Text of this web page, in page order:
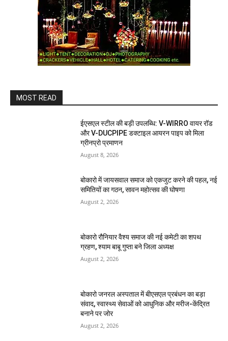
MOST READ
ईएसएल स्टील की बड़ी उपलब्धि: V-WIRRO वायर रॉड
और V-DUCPIPE डक्टाइल आयरन पाइप को मिला
ग्रीनप्रो प्रमाणन
August 8, 2026
बोकारो में जायसवाल समाज को एकजुट करने की पहल, नई
समितियों का गठन, सावन महोत्सव की घोषणा
August 2, 2026
बोकारो रौनियार वैश्य समाज की नई कमेटी का शपथ
ग्रहण, श्याम बाबू गुप्ता बने जिला अध्यक्ष
August 2, 2026
बोकारो जनरल अस्पताल में बीएसएल प्रबंधन का बड़ा
संवाद, स्वास्थ्य सेवाओं को आधुनिक और मरीज-केंद्रित
बनाने पर जोर
August 2, 2026